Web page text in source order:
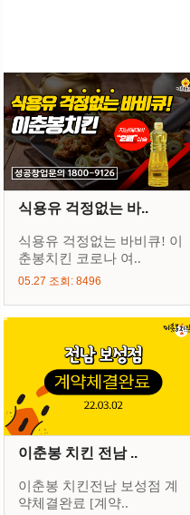
식용유 걱정없는 바..
식용유 걱정없는 바비큐! 이
춘봉치킨 코로나 여..
05.27 조회: 8496
이춘봉 치킨 전남 ..
이춘봉 치킨전남 보성점 계
약체결완료 [계약..